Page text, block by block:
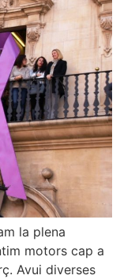
la plena
motors cap a
Avui diverses